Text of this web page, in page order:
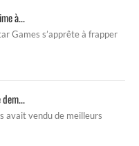
à...
Games s’apprête à frapper
avait vendu de meilleurs